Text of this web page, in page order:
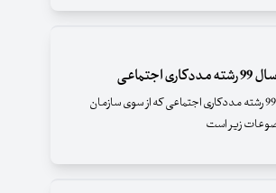
دفترچه سئوالات آزمون تخصصی دکترای سال 99 رشته مددکاری اجتماعی که از سوی سازمان